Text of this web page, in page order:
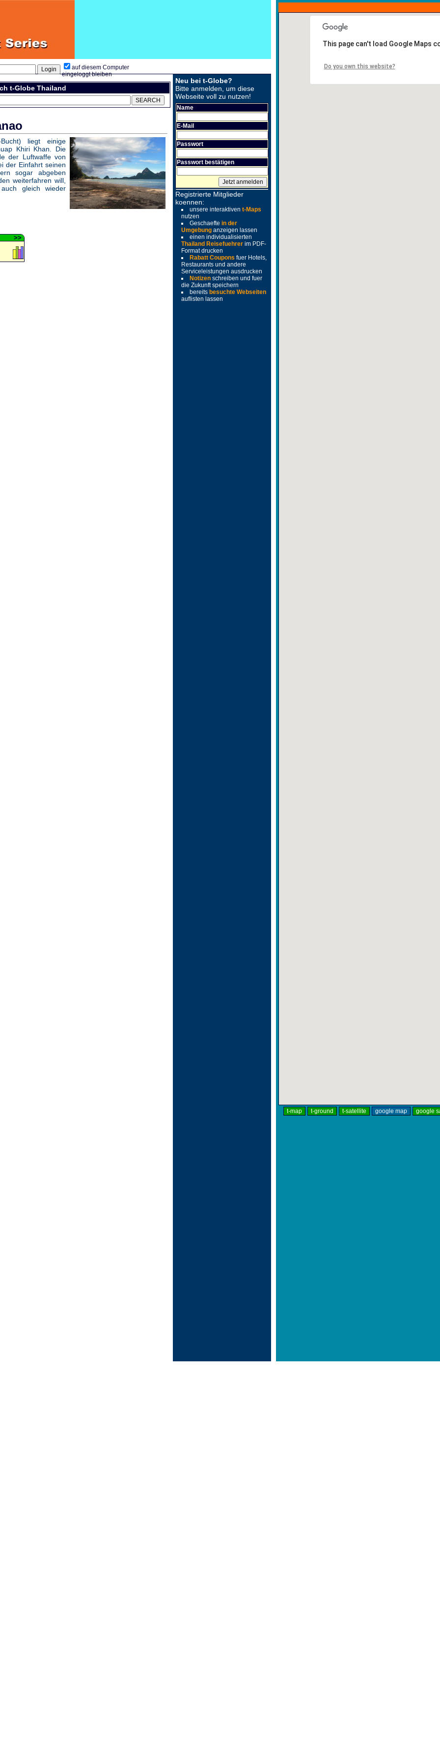
auf diesem Computer
eingeloggt bleiben
t-Globe Thailand
liegt einige
Khiri Khan. Die
der Luftwaffe von
der Einfahrt seinen
sogar abgeben
weiterfahren will,
gleich wieder
>>
Neu bei t-Globe?
Bitte anmelden, um diese
Webseite voll zu nutzen!
Name
E-Mail
Passwort
Passwort bestätigen
Registrierte Mitglieder
koennen:
unsere interaktiven t-Maps
nutzen
Geschaefte in der
Umgebung anzeigen lassen
einen individualisierten
Thailand Reisefuehrer im PDF-
Format drucken
Rabatt Coupons fuer Hotels,
Restaurants und andere
Serviceleistungen ausdrucken
Notizen schreiben und fuer
die Zukunft speichern
bereits besuchte Webseiten
auflisten lassen
This page can't load Google Maps
Do you own this website?